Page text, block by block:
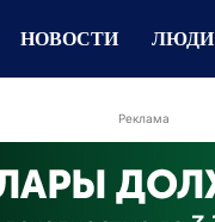
НОВОСТИ ЛЮДИ
Реклама